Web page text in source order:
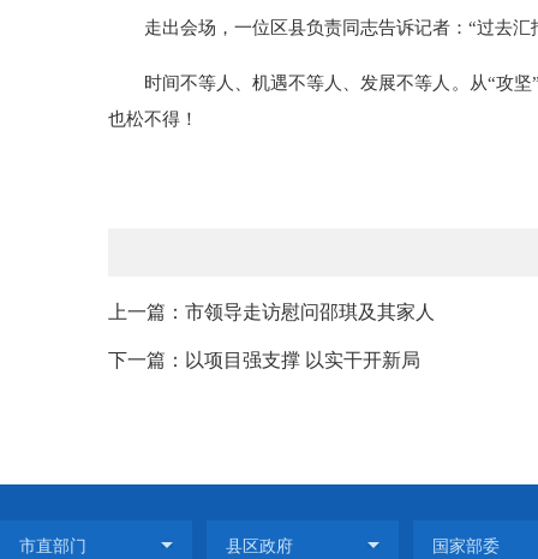
走出会场，一位区县负责同志告诉记者：“过去
时间不等人、机遇不等人、发展不等人。从“攻
也松不得！
上一篇：市领导走访慰问邵琪及其家人
下一篇：以项目强支撑 以实干开新局